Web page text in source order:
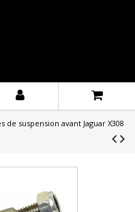
de suspension avant Jaguar X308